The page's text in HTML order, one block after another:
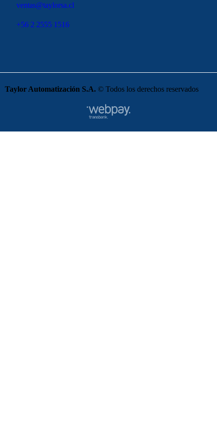
ventas@taylorsa.cl
+56 2 2555 1516
Taylor Automatización S.A. © Todos los derechos reservados